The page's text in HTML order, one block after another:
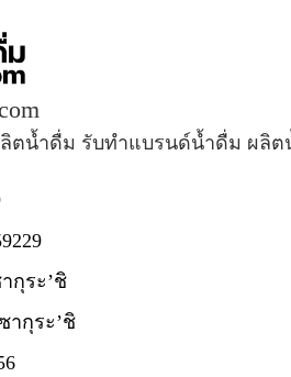
ลิตน้ำดื่ม รับทำแบรนด์น้ำดื่ม ผลิ
กุระ’ชิ
ากุระ’ชิ